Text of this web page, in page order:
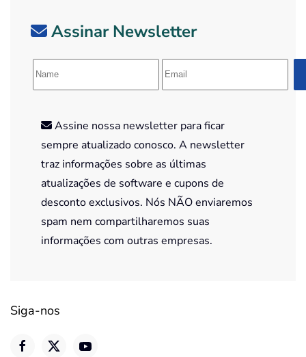
Assinar Newsletter
Assine nossa newsletter para ficar
sempre atualizado conosco. A newsletter
traz informações sobre as últimas
atualizações de software e cupons de
desconto exclusivos. Nós NÃO enviaremos
spam nem compartilharemos suas
informações com outras empresas.
Siga-nos